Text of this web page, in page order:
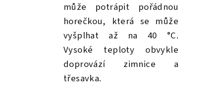
může potrápit pořádnou
horečkou, která se může
vyšplhat až na 40 °C.
Vysoké teploty obvykle
doprovází zimnice a
třesavka.